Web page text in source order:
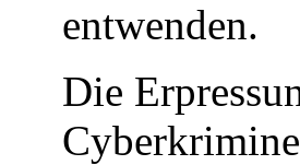
entwenden.
Die